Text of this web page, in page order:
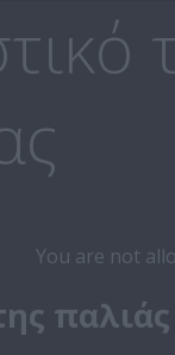
You are not